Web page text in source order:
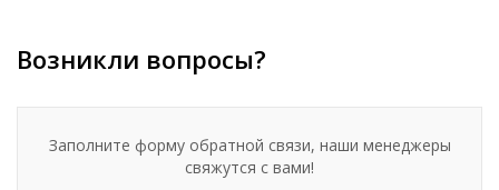
Возникли вопросы?
Заполните форму обратной связи, наши менеджеры
свяжутся с вами!